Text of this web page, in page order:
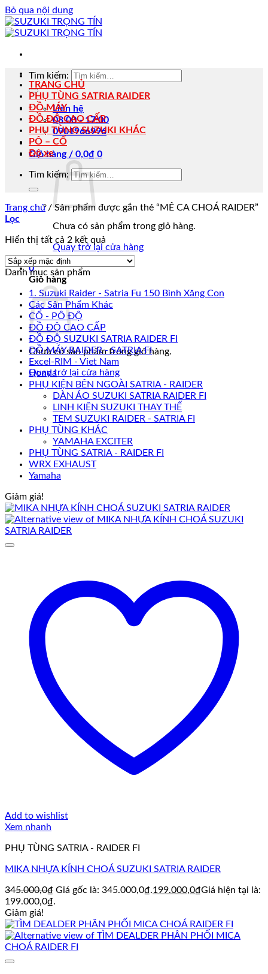
Bỏ qua nội dung
Tìm kiếm:
Liên hệ
08:00 - 17:00
0901966996
Giỏ hàng / 0,0₫ 0
Chưa có sản phẩm trong giỏ hàng.
Quay trở lại cửa hàng
0
Giỏ hàng
Chưa có sản phẩm trong giỏ hàng.
Quay trở lại cửa hàng
TRANG CHỦ
PHỤ TÙNG SATRIA RAIDER
ĐỒ MÁY
ĐỒ ĐỘ CAO CẤP
PHỤ TÙNG SUZUKI KHÁC
PÔ – CỔ
Độ xe
Tìm kiếm:
Trang chủ /Sản phẩm được gắn thẻ “MÊ CA CHOÁ RAIDER”
Lọc
Hiển thị tất cả 2 kết quả
Danh mục sản phẩm
1. Suzuki Raider - Satria Fu 150 Bình Xăng Con
Các Sản Phẩm Khác
CỔ - PÔ ĐỘ
ĐỒ ĐỘ CAO CẤP
ĐỒ ĐỘ SUZUKI SATRIA RAIDER FI
ĐỒ MÁY RAIDER - SATRIA FI
Excel-RIM - Viet Nam
Honda
PHỤ KIỆN BÊN NGOÀI SATRIA - RAIDER
DÀN ÁO SUZUKI SATRIA RAIDER FI
LINH KIỆN SUZUKI THAY THẾ
TEM SUZUKI RAIDER - SATRIA FI
PHỤ TÙNG KHÁC
YAMAHA EXCITER
PHỤ TÙNG SATRIA - RAIDER FI
WRX EXHAUST
Yamaha
Giảm giá!
Add to wishlist
Xem nhanh
PHỤ TÙNG SATRIA - RAIDER FI
MIKA NHỰA KÍNH CHOÁ SUZUKI SATRIA RAIDER
345.000,0₫ Giá gốc là: 345.000,0₫.199.000,0₫Giá hiện tại là:
199.000,0₫.
Giảm giá!